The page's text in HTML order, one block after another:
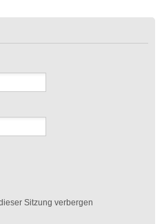
Sitzung verbergen